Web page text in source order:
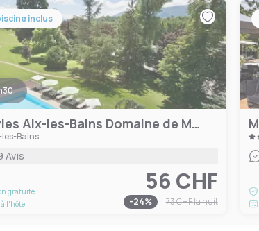
inclus
ibis Styles Aix-les-Bains Domaine de Marlioz
Bains
Avis
gratuite
l'hôtel
56 CHF
-24% 73 CHFla nuit